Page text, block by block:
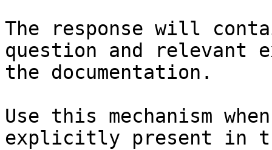
The response will
question and relevant
the documentation.
Use this mechanism
explicitly present in